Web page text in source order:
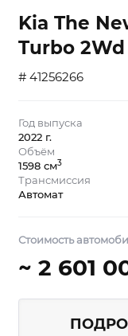
Kia The
Turbo
# 41256266
Год выпуска
2022 г.
Объём
1598 см3
Трансмиссия
Автомат
Стоимость
~ 2 601